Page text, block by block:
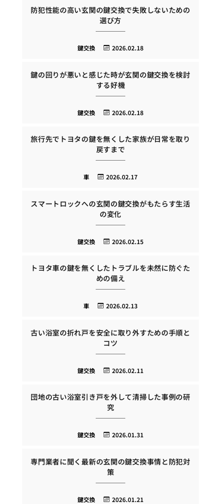
防犯性能の高い玄関の鍵交換で失敗しないための
選び方
2026.02.18
鍵交換
鍵の回りが悪いと感じた時が玄関の鍵交換を検討
する好機
2026.02.18
鍵交換
旅行先でトヨタの鍵を無くした家族が日常を取り
戻すまで
2026.02.17
車
スマートロックへの玄関の鍵交換がもたらす生活
の変化
2026.02.15
鍵交換
トヨタ車の鍵を無くしたトラブルを未然に防ぐた
めの備え
2026.02.13
車
古い浴室の折れ戸を安全に取り外すための手順と
コツ
2026.02.11
鍵交換
団地の古い浴室引き戸を外して清掃した事例の研
究
2026.01.31
鍵交換
専門業者に聞く最新の玄関の鍵交換事情と防犯対
策
2026.01.21
鍵交換